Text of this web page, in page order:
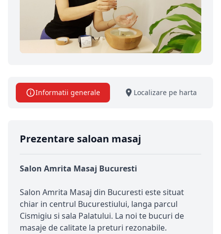
Informatii generale Localizare pe harta
Prezentare saloan masaj
Salon Amrita Masaj Bucuresti
Salon Amrita Masaj din Bucuresti este situat
chiar in centrul Bucurestiului, langa parcul
Cismigiu si sala Palatului. La noi te bucuri de
masaje de calitate la preturi rezonabile.